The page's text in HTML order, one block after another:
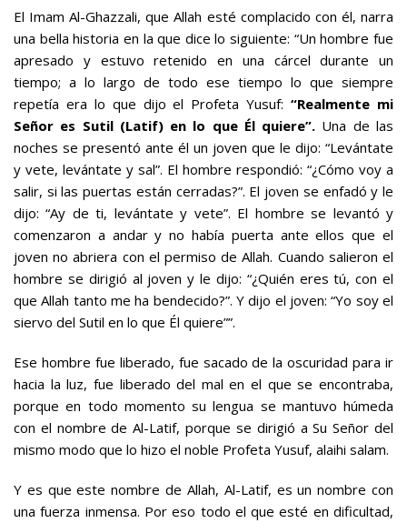
El Imam Al-Ghazzali, que Allah esté complacido con él, narra
una bella historia en la que dice lo siguiente: “Un hombre fue
apresado y estuvo retenido en una cárcel durante un
tiempo; a lo largo de todo ese tiempo lo que siempre
repetía era lo que dijo el Profeta Yusuf:“Realmente mi
Señor es Sutil (Latif) en lo que Él quiere”. Una de las
noches se presentó ante él un joven que le dijo: “Levántate
y vete, levántate y sal”. El hombre respondió: “¿Cómo voy a
salir, si las puertas están cerradas?”. El joven se enfadó y le
dijo: “Ay de ti, levántate y vete”. El hombre se levantó y
comenzaron a andar y no había puerta ante ellos que el
joven no abriera con el permiso de Allah. Cuando salieron el
hombre se dirigió al joven y le dijo: “¿Quién eres tú, con el
que Allah tanto me ha bendecido?”. Y dijo el joven: “Yo soy el
siervo del Sutil en lo que Él quiere””.
Ese hombre fue liberado, fue sacado de la oscuridad para ir
hacia la luz, fue liberado del mal en el que se encontraba,
porque en todo momento su lengua se mantuvo húmeda
con el nombre de Al-Latif, porque se dirigió a Su Señor del
mismo modo que lo hizo el noble Profeta Yusuf, alaihi salam.
Y es que este nombre de Allah, Al-Latif, es un nombre con
una fuerza inmensa. Por eso todo el que esté en dificultad,